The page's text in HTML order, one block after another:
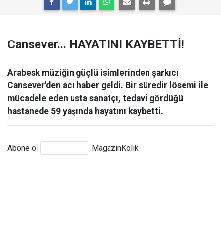
Cansever... HAYATINI KAYBETTİ!
Arabesk müziğin güçlü isimlerinden şarkıcı
Cansever'den acı haber geldi. Bir süredir lösemi ile
mücadele eden usta sanatçı, tedavi gördüğü
hastanede 59 yaşında hayatını kaybetti.
Abone ol MagazinKolik